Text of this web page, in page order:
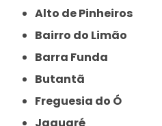
Alto de Pinheiros
Bairro do Limão
Barra Funda
Butantã
Freguesia do Ó
Jaguaré